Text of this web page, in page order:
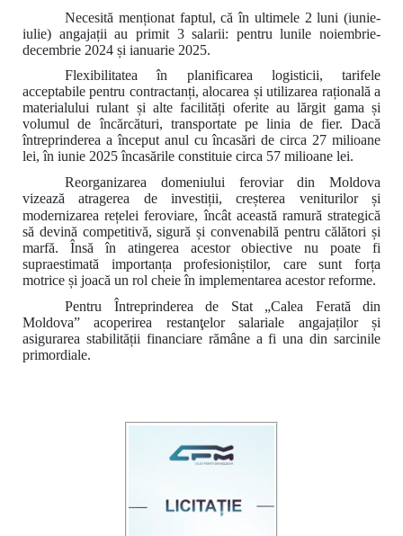
Necesită menționat faptul, căîn ultimele 2 luni (iunie-
iulie) angajații au primit 3 salarii: pentru lunile noiembrie-
decembrie 2024 și ianuarie 2025.
Flexibilitatea în planificarea logisticii, tarifele
acceptabile pentru contractanți, alocarea și utilizarea rațională a
materialului rulant și alte facilități oferite au lărgit gama și
volumul de încărcături, transportate pe linia de fier. Dacă
întreprinderea a început anul cu încasări de circa 27 milioane
lei, în iunie 2025 încasările constituie circa 57 milioane lei.
Reorganizarea domeniului feroviar din Moldova
vizează atragerea de investiții, creșterea veniturilor și
modernizarea rețelei feroviare, încât această ramură strategică
să devină competitivă, sigură și convenabilă pentru călători și
marfă. Însă în atingerea acestor obiective nu poate fi
supraestimată importanța profesioniștilor, care sunt forța
motrice și joacă un rol cheie în implementarea acestor reforme.
Pentru Întreprinderea de Stat „Calea Ferată din
Moldova”acoperirea restanţelor salariale angajațilorși
asigurarea stabilității financiare rămâne a fi una din sarcinile
primordiale.